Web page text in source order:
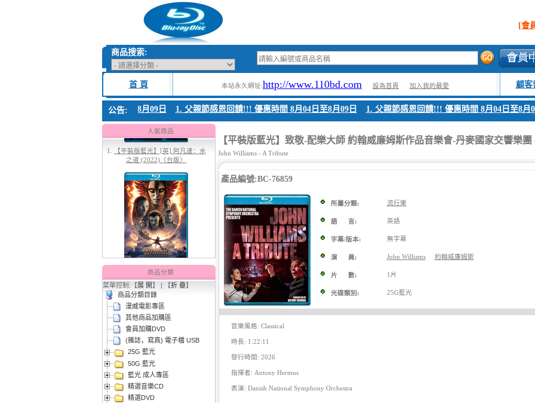
[會
商品搜索:
首 頁 本站永久網址:http://www.110bd.com 設為首頁 加入我的最愛 顧客
公告:
恩回饋!!! 優惠時間 8月04日至8月09日 1. 父親節感恩回饋!!! 優惠時間 8月04日至8月09日 1. 父親節感恩回饋!!! 優惠時間 8月04日至8月09日
人氣商品
1.【平裝版藍光】[英] 阿凡達：水
之道 (2022)〈台版〉
【平裝版藍光】[英] 阿凡達3：火
與燼 (2025)(Atmos 版)〈台版〉
3.【平裝版藍光】[英] 太空超人
(2026)[台版字幕]
商品分類
菜單控制:【展 開】 | 【折 疊】
商品分類目錄
漫威電影專區
其他商品加購區
會員加購DVD
(雜誌，寫真) 電子檔 USB
25G 藍光
50G 藍光
藍光 成人專區
精選音樂CD
精選DVD
【平裝版藍光】致敬-配樂大師 約翰威廉姆斯作品音樂會-丹麥國家交響樂團
John Williams - A Tribute
產品編號:BC-76859
所屬分類: 流行樂
語 言: 英語
字幕/版本: 無字幕
演 員: John Williams 約翰威廉姆斯
片 數: 1片
光碟類別: 25G藍光
音樂風格: Classical
時長: 1:22:11
發行時間: 2026
指揮者: Antony Hermus
表演: Danish National Symphony Orchestra